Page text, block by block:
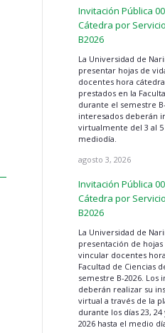
Invitación Pública
Cátedra por
B2026
La Universidad de
presentar hojas de
docentes hora
prestados en la
durante el semestre
interesados deberán
virtualmente del 3 al 5
mediodía.
agosto 3, 2026
Invitación Pública
Cátedra por
B2026
La Universidad de
presentación de hojas
vincular docentes
Facultad de Ciencias
semestre B-2026. Los
deberán realizar su
virtual a través de la
durante los días 23,
2026 hasta el medio